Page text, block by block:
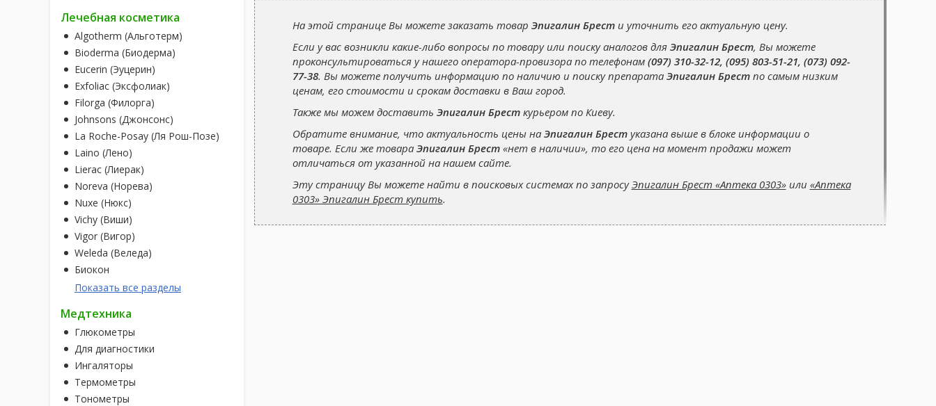
Лечебная косметика
Algotherm (Альготерм)
Bioderma (Биодерма)
Eucerin (Эуцерин)
Exfoliac (Эксфолиак)
Filorga (Филорга)
Johnsons (Джонсонс)
La Roche-Posay (Ля Рош-Позе)
Laino (Лено)
Lierac (Лиерак)
Noreva (Норева)
Nuxe (Нюкс)
Vichy (Виши)
Vigor (Вигор)
Weleda (Веледа)
Биокон
Показать все разделы
Медтехника
Глюкометры
Для диагностики
Ингаляторы
Термометры
Тонометры
На этой странице Вы можете заказать товар Эпигалин Брести уточнить его актуальную цену.
Если у вас возникли какие-либо вопросы по товару или поиску аналогов для Эпигалин Брест, Вы можете
проконсультироваться у нашего оператора-провизора по телефонам (097) 310-32-12, (095) 803-51-21, (073) 092-
77-38. Вы можете получить информацию по наличию и поиску препарата Эпигалин Брестпо самым низким
ценам, его стоимости и срокам доставки в Ваш город.
Также мы можем доставить Эпигалин Бресткурьером по Киеву.
Обратите внимание, что актуальность цены на Эпигалин Брестуказана выше в блоке информации о
товаре. Если же товара Эпигалин Брест«нет в наличии», то его цена на момент продажи может
отличаться от указанной на нашем сайте.
Эту страницу Вы можете найти в поисковых системах по запросуЭпигалин Брест «Аптека 0303»или «Аптека
0303» Эпигалин Брест купить.